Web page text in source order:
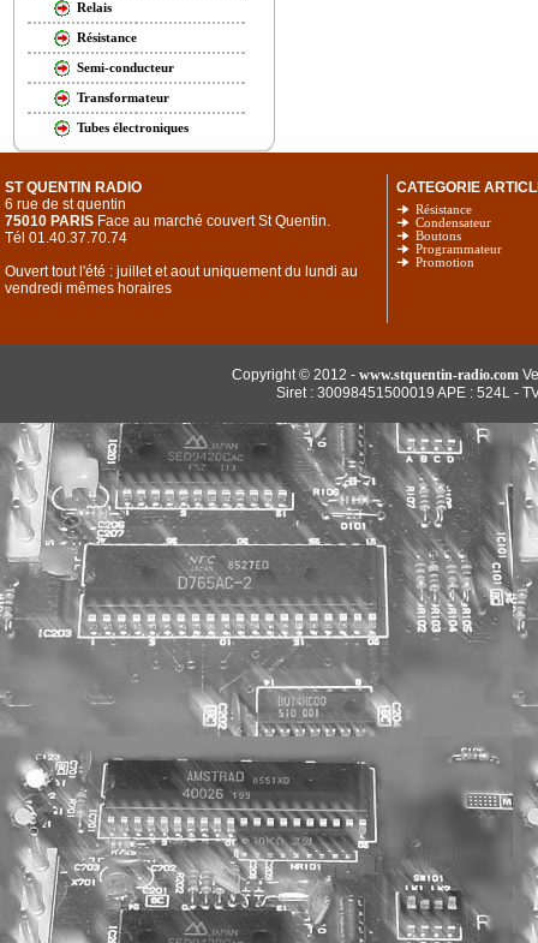
Relais
Résistance
Semi-conducteur
Transformateur
Tubes électroniques
ST QUENTIN RADIO
6 rue de st quentin
75010 PARIS Face au marché couvert St Quentin.
Tél 01.40.37.70.74
Ouvert tout l'été : juillet et aout uniquement du lundi au
vendredi mêmes horaires
CATEGORIE
Résistance
Condensateur
Boutons
Programmateur
Promotion
Copyright © 2012 - www.stquentin-radio.com
Siret : 30098451500019 APE : 524L -